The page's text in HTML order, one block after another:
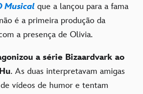
Musical que a lançou para a fama
é a primeira produção da
a presença de Olivia.
a série Bizaardvark ao
. As duas interpretavam amigas
vídeos de humor e tentam